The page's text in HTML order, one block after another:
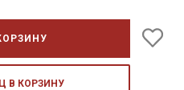
В КОРЗИНУ